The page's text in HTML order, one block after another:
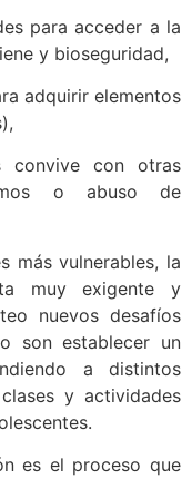
para acceder a la
y bioseguridad,
adquirir elementos
convive con otras
o abuso de
más vulnerables, la
muy exigente y
nuevos desafíos
son establecer un
a distintos
y actividades
es el proceso que